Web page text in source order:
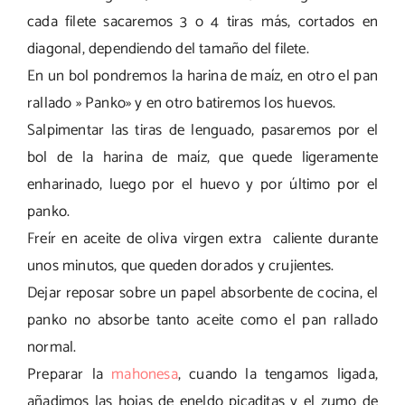
cada filete sacaremos 3 o 4 tiras más, cortados en
diagonal, dependiendo del tamaño del filete.
En un bol pondremos la harina de maíz, en otro el pan
rallado » Panko» y en otro batiremos los huevos.
Salpimentar las tiras de lenguado, pasaremos por el
bol de la harina de maíz, que quede ligeramente
enharinado, luego por el huevo y por último por el
panko.
Freír en aceite de oliva virgen extra caliente durante
unos minutos, que queden dorados y crujientes.
Dejar reposar sobre un papel absorbente de cocina, el
panko no absorbe tanto aceite como el pan rallado
normal.
Preparar la mahonesa, cuando la tengamos ligada,